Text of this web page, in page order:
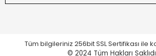
Tüm bilgileriniz 256bit SSL Sertifikası ile
© 2024 Tüm Hakları